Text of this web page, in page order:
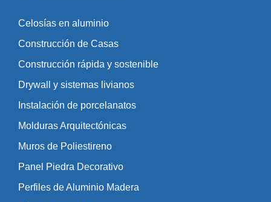
Celosías en aluminio
Construcción de Casas
Construcción rápida y sostenible
Drywall y sistemas livianos
Instalación de porcelanatos
Molduras Arquitectónicas
Muros de Poliestireno
Panel Piedra Decorativo
Perfiles de Aluminio Madera